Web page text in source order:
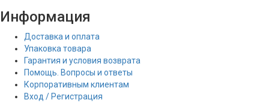
Информация
Доставка и оплата
Упаковка товара
Гарантия и условия возврата
Помощь. Вопросы и ответы
Корпоративным клиентам
Вход / Регистрация